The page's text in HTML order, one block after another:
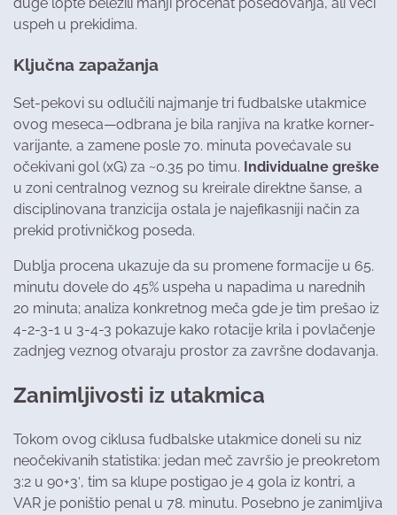
uspeh u prekidima.
Ključna zapažanja
Set-pekovi su odlučili najmanje tri fudbalske utakmice
ovog meseca—odbrana je bila ranjiva na kratke korner-
varijante, a zamene posle 70. minuta povećavale su
očekivani gol (xG) za ~0.35 po timu. Individualne greške
u zoni centralnog veznog su kreirale direktne šanse, a
disciplinovana tranzicija ostala je najefikasniji način za
prekid protivničkog poseda.
Dublja procena ukazuje da su promene formacije u 65.
minutu dovele do 45% uspeha u napadima u narednih
20 minuta; analiza konkretnog meča gde je tim prešao iz
4-2-3-1 u 3-4-3 pokazuje kako rotacije krila i povlačenje
zadnjeg veznog otvaraju prostor za završne dodavanja.
Zanimljivosti iz utakmica
Tokom ovog ciklusa fudbalske utakmice doneli su niz
neočekivanih statistika: jedan meč završio je preokretom
3:2 u 90+3′, tim sa klupe postigao je 4 gola iz kontri, a
VAR je poništio penal u 78. minutu. Posebno je zanimljiva